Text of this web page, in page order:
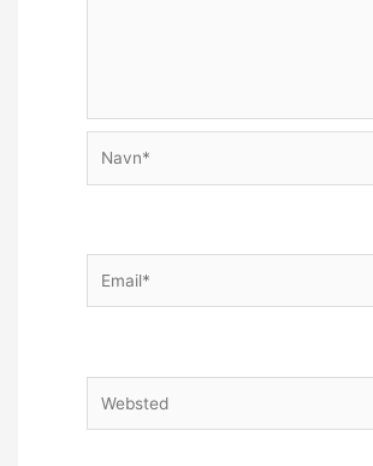
Navn*
Email*
Websted